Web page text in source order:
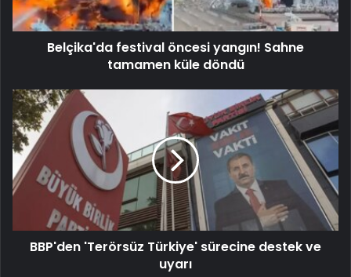
Belçika'da festival öncesi yangın! Sahne
tamamen küle döndü
BBP'den 'Terörsüz Türkiye' sürecine destek ve
uyarı